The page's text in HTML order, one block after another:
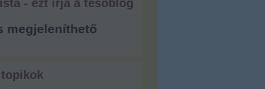
- ezt írja a tesóblog
megjeleníthető